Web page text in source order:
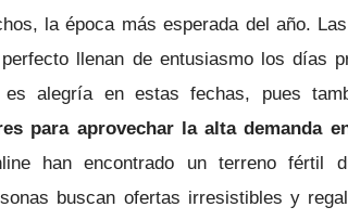
la época más esperada del año.
llenan de entusiasmo los días
alegría en estas fechas, pues
para aprovechar la alta demanda
han encontrado un terreno fértil
buscan ofertas irresistibles y